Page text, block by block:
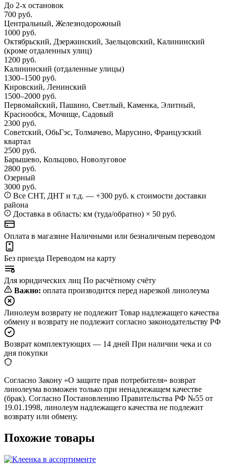
До 2-х остановок
700 руб.
Центральный, Железнодорожный
1000 руб.
Октябрьский, Дзержинский, Заельцовский, Калининский
(кроме отдаленных улиц)
1200 руб.
Калининский (отдаленные улицы)
1300–1500 руб.
Кировский, Ленинский
1500–2000 руб.
Первомайский, Пашино, Светлый, Каменка, Элитный,
Краснообск, Мочище, Садовый
2300 руб.
Советский, ОбьГэс, Толмачево, Марусино, Французский
квартал
2500 руб.
Барышево, Кольцово, Новолуговое
2800 руб.
Озерный
3000 руб.
Все СНТ, ДНТ и т.д. — +300 руб. к стоимости доставки
района
Доставка в область: км (туда/обратно) × 50 руб.
Оплата в магазине Наличными или безналичным переводом
Без приезда Переводом на карту
Для юридических лиц По расчётному счёту
Важно: оплата производится перед нарезкой линолеума
Линолеум возврату не подлежит Товар надлежащего качества
обмену и возврату не подлежит согласно законодательству РФ
Возврат комплектующих — 14 дней При наличии чека и со
дня покупки
Согласно Закону «О защите прав потребителя» возврат
линолеума возможен только при ненадлежащем качестве
(брак). Согласно Постановлению Правительства РФ №55 от
19.01.1998, линолеум надлежащего качества не подлежит
возврату или обмену.
Похожие товары